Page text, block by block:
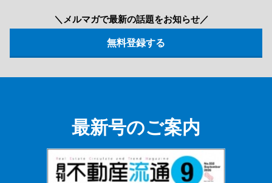
＼メルマガで最新の話題をお知らせ／
最新号のご案内